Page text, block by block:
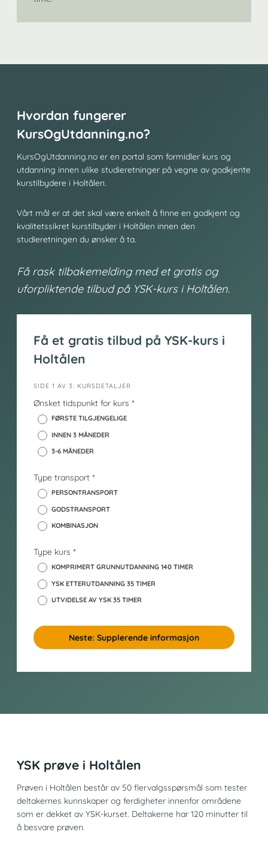
Hvordan fungerer
KursOgUtdanning.no?
KursOgUtdanning.no er en portal som formidler kurs og
utdanning innen ulike studieretninger på vegne av godkjente
kurstilbydere i Holtålen.
Vårt mål er at det skal være enkelt å finne en godkjent og
kvalitetssikret kurstilbyder i Holtålen innen den
studieretningen du ønsker å ta.
Få rask tilbakemelding med et gratis og
uforpliktende tilbud på YSK-kurs i Holtålen.
Få et gratis tilbud på YSK-kurs i
Holtålen
i
n
o
_
SIDE 1 AV 3: KURSDETALJER
Ønsket tidspunkt for kurs *
FØRSTE TILGJENGELIGE
INNEN 3 MÅNEDER
3-6 MÅNEDER
Type transport *
PERSONTRANSPORT
GODSTRANSPORT
KOMBINASJON
Type kurs *
KOMPRIMERT GRUNNUTDANNING 140 TIMER
YSK ETTERUTDANNING 35 TIMER
UTVIDELSE AV YSK 35 TIMER
Neste: Supplerende informasjon
YSK prøve i Holtålen
Prøven i Holtålen består av 50 flervalgsspørsmål som tester
deltakernes kunnskaper og ferdigheter innenfor områdene
som er dekket av YSK-kurset. Deltakerne har 120 minutter til
å besvare prøven.